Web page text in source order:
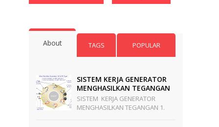
About TAGS POPULAR
SISTEM KERJA GENERATOR
MENGHASILKAN TEGANGAN
SISTEM KERJA GENERATOR
MENGHASILKAN TEGANGAN 1.